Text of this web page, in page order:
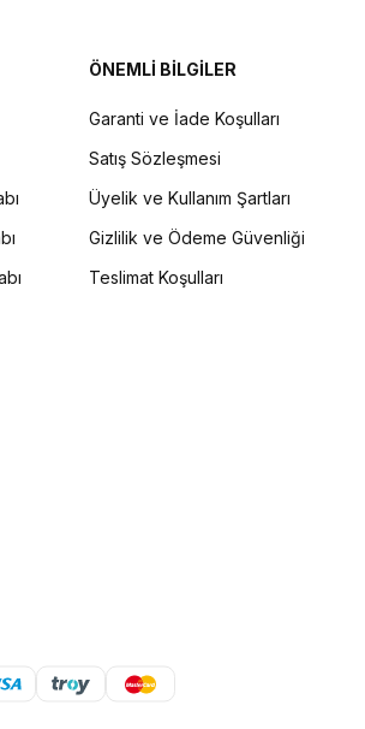
ÖNEMLİ BİLGİLER
Garanti ve İade Koşulları
Satış Sözleşmesi
Üyelik ve Kullanım Şartları
Gizlilik ve Ödeme Güvenliği
Teslimat Koşulları